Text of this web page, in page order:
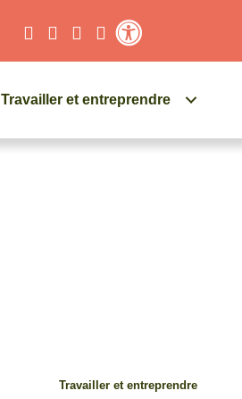
Travailler et entreprendre
Travailler et entreprendre